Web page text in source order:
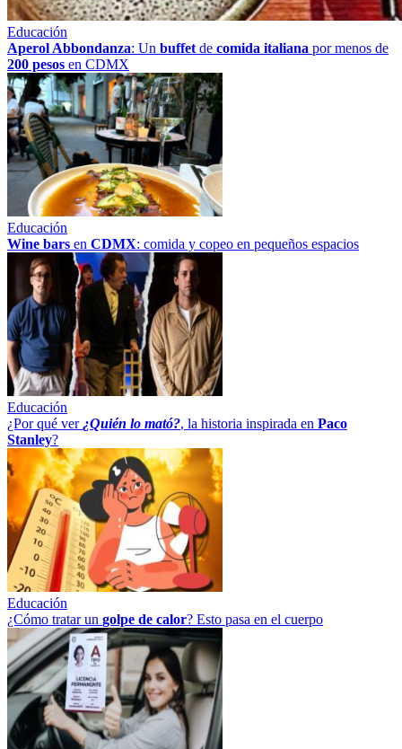
Educación
Aperol Abbondanza: Un buffet de comida italiana por menos de
200 pesos en CDMX
Educación
Wine bars en CDMX: comida y copeo en pequeños espacios
Educación
¿Por qué ver ¿Quién lo mató?, la historia inspirada en Paco
Stanley?
Educación
¿Cómo tratar un golpe de calor? Esto pasa en el cuerpo